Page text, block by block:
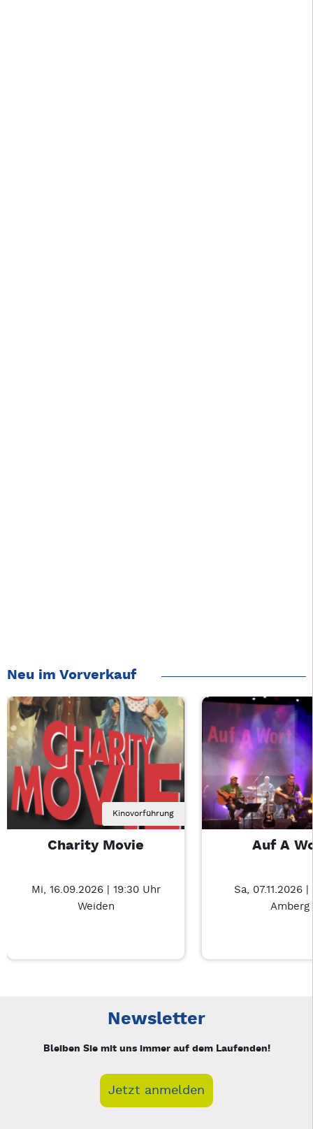
Neu im Vorverkauf
Kinovorführung
Charity Movie
Mi, 16.09.2026 | 19:30 Uhr
Weiden
Auf A
Sa, 07.11.2026
Amberg
Newsletter
Bleiben Sie mit uns immer auf dem Laufenden!
Jetzt anmelden